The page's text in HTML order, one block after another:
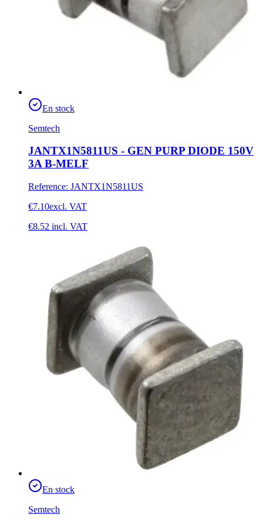
En stock
Semtech
JANTX1N5811US - GEN PURP DIODE 150V
3A B-MELF
Reference: JANTX1N5811US
€7.10excl. VAT
€8.52 incl. VAT
En stock
Semtech